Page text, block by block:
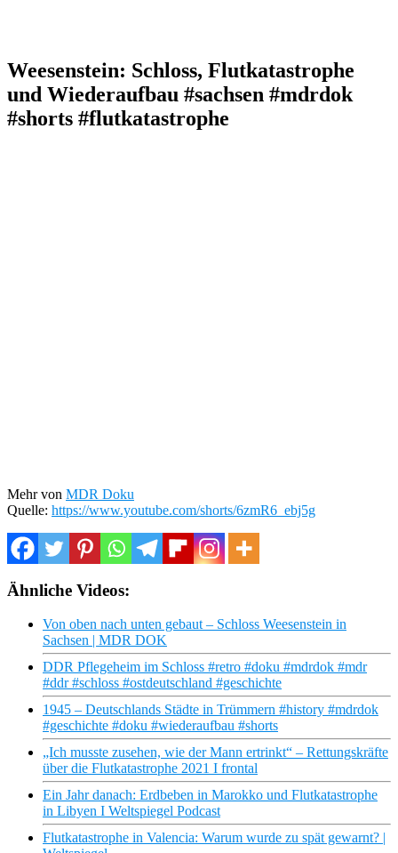
Weesenstein: Schloss, Flutkatastrophe
und Wiederaufbau #sachsen #mdrdok
#shorts #flutkatastrophe
Mehr von MDR Doku
Quelle: https://www.youtube.com/shorts/6zmR6_ebj5g
Ähnliche Videos:
Von oben nach unten gebaut – Schloss Weesenstein in
Sachsen | MDR DOK
DDR Pflegeheim im Schloss #retro #doku #mdrdok #mdr
#ddr #schloss #ostdeutschland #geschichte
1945 – Deutschlands Städte in Trümmern #history #mdrdok
#geschichte #doku #wiederaufbau #shorts
„Ich musste zusehen, wie der Mann ertrinkt“ – Rettungskräfte
über die Flutkatastrophe 2021 I frontal
Ein Jahr danach: Erdbeben in Marokko und Flutkatastrophe
in Libyen I Weltspiegel Podcast
Flutkatastrophe in Valencia: Warum wurde zu spät gewarnt? |